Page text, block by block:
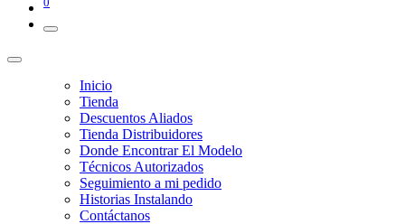
Inicio
Tienda
Descuentos Aliados
Tienda Distribuidores
Donde Encontrar El Modelo
Técnicos Autorizados
Seguimiento a mi pedido
Historias Instalando
Contáctanos